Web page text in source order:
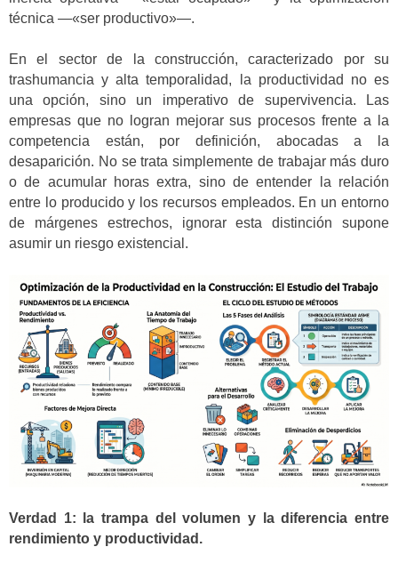
técnica —«ser productivo»—.
En el sector de la construcción, caracterizado por su
trashumancia y alta temporalidad, la productividad no es
una opción, sino un imperativo de supervivencia. Las
empresas que no logran mejorar sus procesos frente a la
competencia están, por definición, abocadas a la
desaparición. No se trata simplemente de trabajar más duro
o de acumular horas extra, sino de entender la relación
entre lo producido y los recursos empleados. En un entorno
de márgenes estrechos, ignorar esta distinción supone
asumir un riesgo existencial.
Verdad 1: la trampa del volumen y la diferencia entre
rendimiento y productividad.